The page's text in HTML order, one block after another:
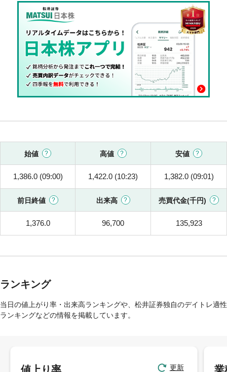
始値 高値 安値
1,386.0 (09:00) 1,422.0 (10:23) 1,382.0 (09:01)
前日終値 出来高 売買代金(千円)
1,376.0 96,700 135,923
ランキング
当日の値上がり率・出来高ランキングや、松井証券独自のデイトレ適性
ランキングなどの情報を掲載しています。